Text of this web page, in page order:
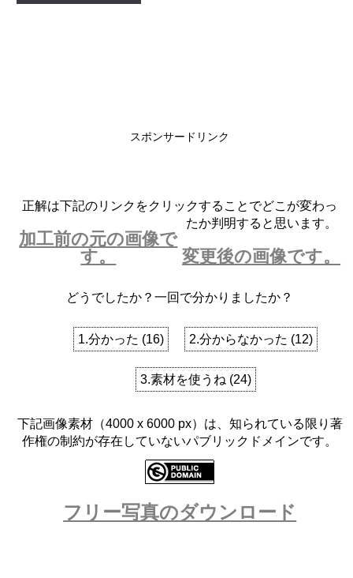
スポンサードリンク
正解は下記のリンクをクリックすることでどこが変わっ
たか判明すると思います。
加工前の元の画像で
す。
変更後の画像です。
どうでしたか？一回で分かりましたか？
1.分かった (16) 2.分からなかった (12)
3.素材を使うね (24)
下記画像素材（4000 x 6000 px）は、知られている限り著
作権の制約が存在していないパブリックドメインです。
フリー写真のダウンロード